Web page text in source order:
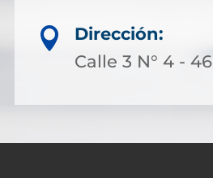

Dirección:
Calle 3 N° 4 - 46